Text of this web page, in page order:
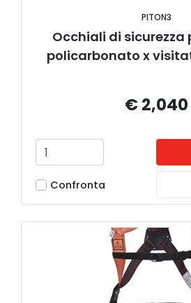
PITON3
Occhiali di sicurezza
policarbonato x
€ 2,040
Confronta